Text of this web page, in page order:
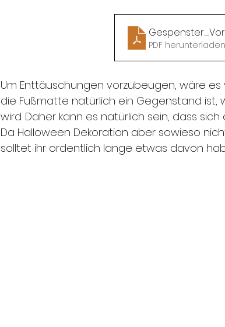
PDF herunterladen
Um Enttäuschungen vorzubeugen, wäre
die Fußmatte natürlich ein Gegenstand
wird. Daher kann es natürlich sein, dass
Da Halloween Dekoration aber sowieso
solltet ihr ordentlich lange etwas davon